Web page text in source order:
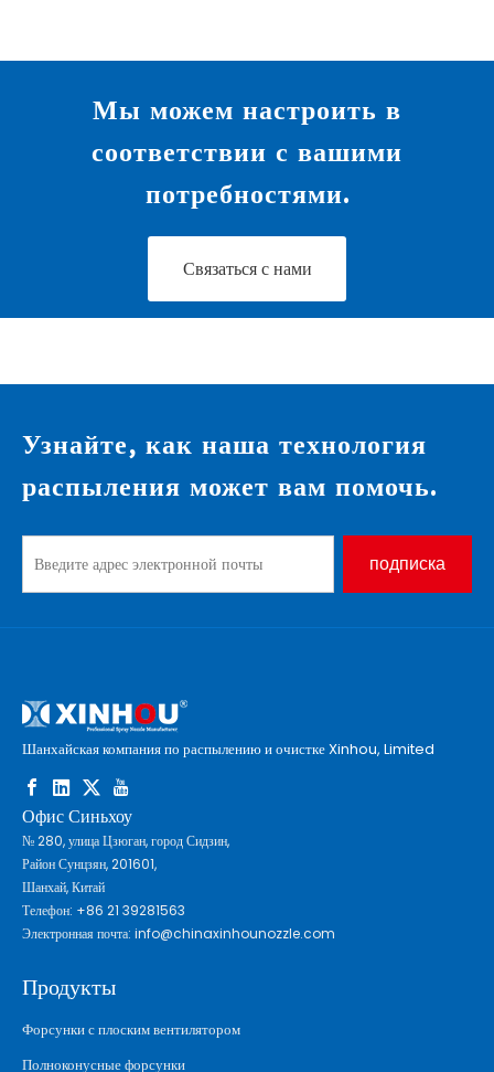
Мы можем настроить в
соответствии с вашими
потребностями.
Связаться с нами
Узнайте, как наша технология
распыления может вам помочь.
подписка
Шанхайская компания по распылению и очистке Xinhou, Limited
Офис Синьхоу
№ 280, улица Цзюган, город Сидзин,
Район Сунцзян, 201601,
Шанхай, Китай
Телефон: +86 21 39281563
Электронная почта: info@chinaxinhounozzle.com
Продукты
Форсунки с плоским вентилятором
Полноконусные форсунки